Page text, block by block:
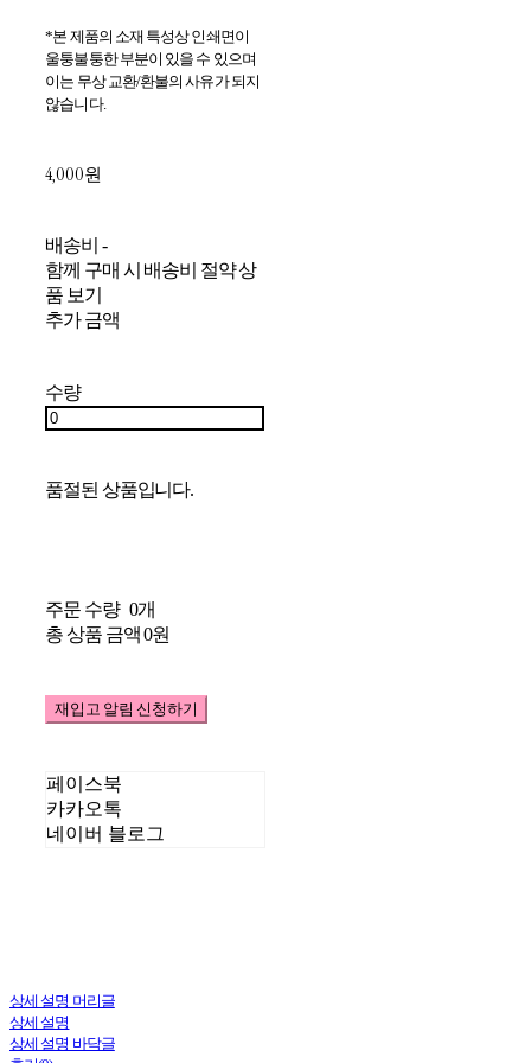
*본 제품의 소재 특성상 인쇄면이
울퉁불퉁한 부분이 있을 수 있으며
이는 무상 교환/환불의 사유가 되지
않습니다.
4,000원
배송비 -
함께 구매 시 배송비 절약 상
품 보기
추가 금액
수량
품절된 상품입니다.
주문 수량 0개
총 상품 금액0원
재입고 알림 신청하기
페이스북
카카오톡
네이버 블로그
상세 설명 머리글
상세 설명
상세 설명 바닥글